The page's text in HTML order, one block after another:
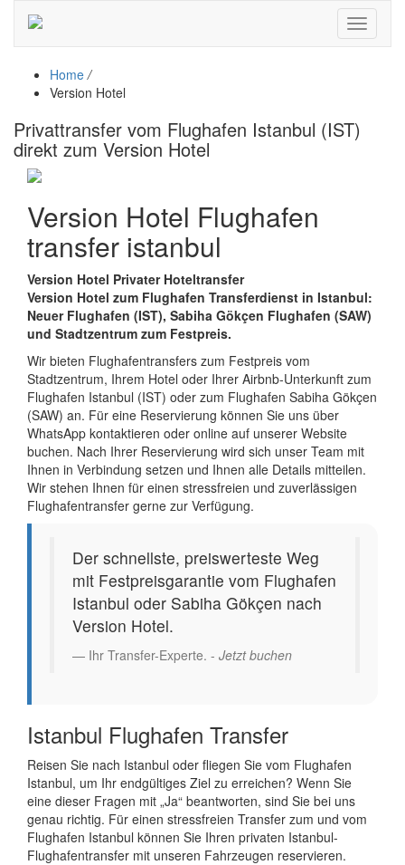
Toggle
Home /
Version Hotel
Privattransfer vom Flughafen Istanbul (IST)
direkt zum Version Hotel
Version Hotel Flughafen
transfer istanbul
Version Hotel Privater Hoteltransfer
Version Hotel zum Flughafen Transferdienst in Istanbul:
Neuer Flughafen (IST), Sabiha Gökçen Flughafen (SAW)
und Stadtzentrum zum Festpreis.
Wir bieten Flughafentransfers zum Festpreis vom
Stadtzentrum, Ihrem Hotel oder Ihrer Airbnb-Unterkunft zum
Flughafen Istanbul (IST) oder zum Flughafen Sabiha Gökçen
(SAW) an. Für eine Reservierung können Sie uns über
WhatsApp kontaktieren oder online auf unserer Website
buchen. Nach Ihrer Reservierung wird sich unser Team mit
Ihnen in Verbindung setzen und Ihnen alle Details mitteilen.
Wir stehen Ihnen für einen stressfreien und zuverlässigen
Flughafentransfer gerne zur Verfügung.
Der schnellste, preiswerteste Weg
mit Festpreisgarantie vom Flughafen
Istanbul oder Sabiha Gökçen nach
Version Hotel.
Ihr Transfer-Experte. - Jetzt buchen
Istanbul Flughafen Transfer
Reisen Sie nach Istanbul oder fliegen Sie vom Flughafen
Istanbul, um Ihr endgültiges Ziel zu erreichen? Wenn Sie
eine dieser Fragen mit „Ja“ beantworten, sind Sie bei uns
genau richtig. Für einen stressfreien Transfer zum und vom
Flughafen Istanbul können Sie Ihren privaten Istanbul-
Flughafentransfer mit unseren Fahrzeugen reservieren.